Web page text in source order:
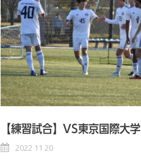
【練習試合】VS東京国際大学
2022 11 20